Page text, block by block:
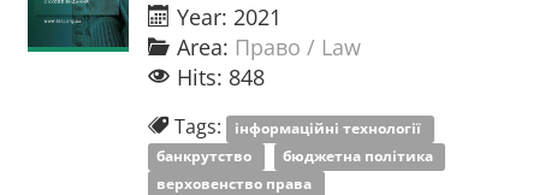
Year: 2021
Area: Право / Law
Hits: 848
Tags: інформаційні технології
банкрутство
бюджетна політика
верховенство права